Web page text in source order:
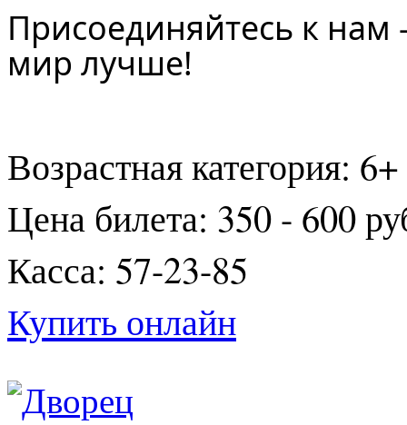
Присоединяйтесь к
мир лучше!
Возрастная категория: 6+
Цена билета: 350 - 600
Касса: 57-23-85
Купить онлайн